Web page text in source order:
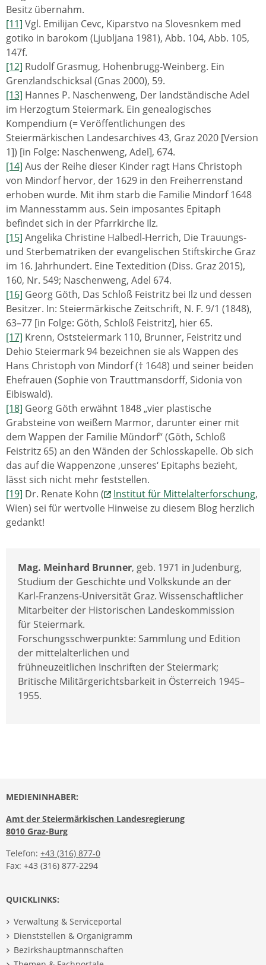
Besitz übernahm.
[11] Vgl. Emilijan Cevc, Kiparstvo na Slovesnkem med
gotiko in barokom (Ljubljana 1981), Abb. 104, Abb. 105,
147f.
[12] Rudolf Grasmug, Hohenbrugg-Weinberg. Ein
Grenzlandschicksal (Gnas 2000), 59.
[13] Hannes P. Naschenweng, Der landständische Adel
im Herzogtum Steiermark. Ein genealogisches
Kompendium (= Veröffentlichungen des
Steiermärkischen Landesarchives 43, Graz 2020 [Version
1]) [in Folge: Naschenweng, Adel], 674.
[14] Aus der Reihe dieser Kinder ragt Hans Christoph
von Mindorf hervor, der 1629 in den Freiherrenstand
erhoben wurde. Mit ihm starb die Familie Mindorf 1648
im Mannesstamm aus. Sein imposantes Epitaph
befindet sich in der Pfarrkirche Ilz.
[15] Angelika Christine Halbedl-Herrich, Die Trauungs-
und Sterbematriken der evangelischen Stiftskirche Graz
im 16. Jahrhundert. Eine Textedition (Diss. Graz 2015),
160, Nr. 549; Naschenweng, Adel 674.
[16] Georg Göth, Das Schloß Feistritz bei Ilz und dessen
Besitzer. In: Steiermärkische Zeitschrift, N. F. 9/1 (1848),
63–77 [in Folge: Göth, Schloß Feistritz], hier 65.
[17] Krenn, Oststeiermark 110, Brunner, Feistritz und
Dehio Steiermark 94 bezeichnen sie als Wappen des
Hans Christoph von Mindorf († 1648) und seiner beiden
Ehefrauen (Sophie von Trauttmansdorff, Sidonia von
Eibiswald).
[18] Georg Göth erwähnt 1848 „vier plastische
Grabsteine von weißem Marmor, darunter einer mit
dem Wappen der Familie Mündorf“ (Göth, Schloß
Feistritz 65) an den Wänden der Schlosskapelle. Ob sich
das auf die Wappenzone ‚unseres‘ Epitaphs bezieht,
lässt sich nicht mehr feststellen.
[19] Dr. Renate Kohn ( Institut für Mittelalterforschung,
Wien) sei für wertvolle Hinweise zu diesem Blog herzlich
gedankt!
Mag. Meinhard Brunner, geb. 1971 in Judenburg,
Studium der Geschichte und Volkskunde an der
Karl-Franzens-Universität Graz. Wissenschaftlicher
Mitarbeiter der Historischen Landeskommission
für Steiermark.
Forschungsschwerpunkte: Sammlung und Edition
der mittelalterlichen und
frühneuzeitlichen Inschriften der Steiermark;
Britische Militärgerichtsbarkeit in Österreich 1945–
1955.
MEDIENINHABER:
Amt der Steiermärkischen Landesregierung
8010 Graz-Burg
Telefon: +43 (316) 877-0
Fax: +43 (316) 877-2294
QUICKLINKS:
Verwaltung & Serviceportal
Dienststellen & Organigramm
Bezirkshauptmannschaften